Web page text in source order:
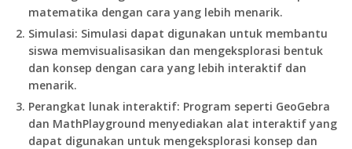
matematika dengan cara yang lebih menarik.
Simulasi: Simulasi dapat digunakan untuk membantu
siswa memvisualisasikan dan mengeksplorasi bentuk
dan konsep dengan cara yang lebih interaktif dan
menarik.
Perangkat lunak interaktif: Program seperti GeoGebra
dan MathPlayground menyediakan alat interaktif yang
dapat digunakan untuk mengeksplorasi konsep dan